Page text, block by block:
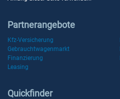
Partnerangebote
Kfz-Versicherung
Gebrauchtwagenmarkt
Finanzierung
Leasing
Quickfinder